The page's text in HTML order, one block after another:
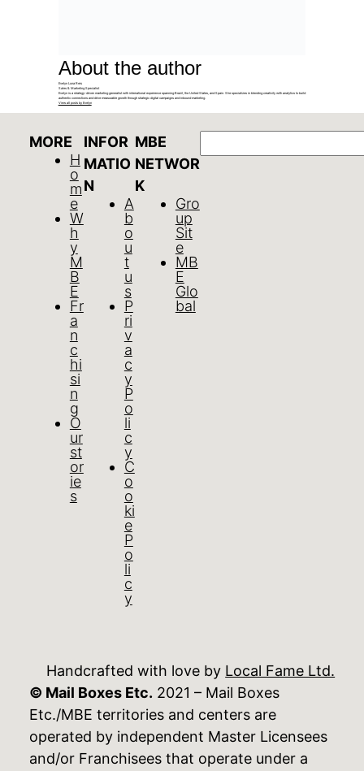
About the author
Evelyn Luna Reis
Sales & Marketing Specialist
Evelyn is a strategy-driven marketing generalist with international experience spanning Brazil, the United States, and Spain. She specializes in blending creativity with analytics to build
authentic connections and drive measurable growth through strategic digital campaigns and inbound marketing.
View all posts by Evelyn
MORE
H
o
m
e
W
h
y
M
B
E
Fr
a
n
c
hi
si
n
g
O
ur
st
or
ie
s
INFOR
MATIO
N
A
b
o
u
t
u
s
P
ri
v
a
c
y
P
o
li
c
y
C
o
o
ki
e
P
o
li
c
y
MBE
NETWOR
K
Gro
up
Sit
e
MB
E
Glo
bal
Handcrafted with love by Local Fame Ltd.
© Mail Boxes Etc. 2021 – Mail Boxes
Etc./MBE territories and centers are
operated by independent Master Licensees
and/or Franchisees that operate under a